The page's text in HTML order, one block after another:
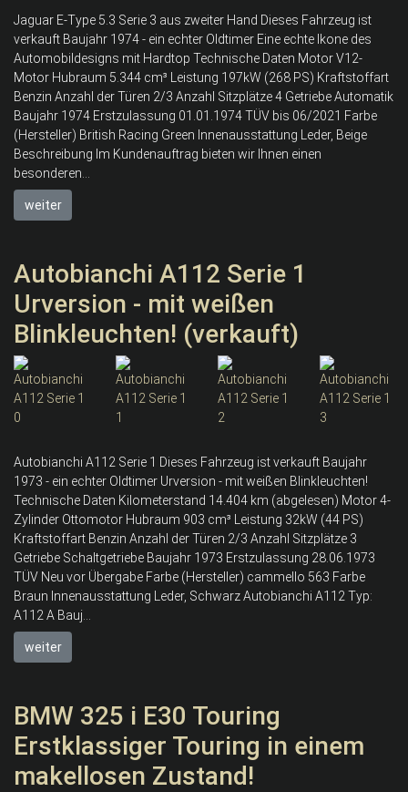
Jaguar E-Type 5.3 Serie 3 aus zweiter Hand Dieses Fahrzeug ist
verkauft Baujahr 1974 - ein echter Oldtimer Eine echte Ikone des
Automobildesigns mit Hardtop Technische Daten Motor V12-
Motor Hubraum 5.344 cm³ Leistung 197kW (268 PS) Kraftstoffart
Benzin Anzahl der Türen 2/3 Anzahl Sitzplätze 4 Getriebe Automatik
Baujahr 1974 Erstzulassung 01.01.1974 TÜV bis 06/2021 Farbe
(Hersteller) British Racing Green Innenausstattung Leder, Beige
Beschreibung Im Kundenauftrag bieten wir Ihnen einen
besonderen...
weiter
Autobianchi A112 Serie 1
Urversion - mit weißen
Blinkleuchten! (verkauft)
Autobianchi A112 Serie 1 Dieses Fahrzeug ist verkauft Baujahr
1973 - ein echter Oldtimer Urversion - mit weißen Blinkleuchten!
Technische Daten Kilometerstand 14.404 km (abgelesen) Motor 4-
Zylinder Ottomotor Hubraum 903 cm³ Leistung 32kW (44 PS)
Kraftstoffart Benzin Anzahl der Türen 2/3 Anzahl Sitzplätze 3
Getriebe Schaltgetriebe Baujahr 1973 Erstzulassung 28.06.1973
TÜV Neu vor Übergabe Farbe (Hersteller) cammello 563 Farbe
Braun Innenausstattung Leder, Schwarz Autobianchi A112 Typ:
A112 A Bauj...
weiter
BMW 325 i E30 Touring
Erstklassiger Touring in einem
makellosen Zustand!